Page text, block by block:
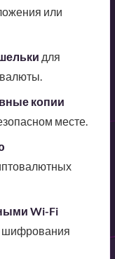
или
для
копии
месте.
Wi-Fi
шифрования